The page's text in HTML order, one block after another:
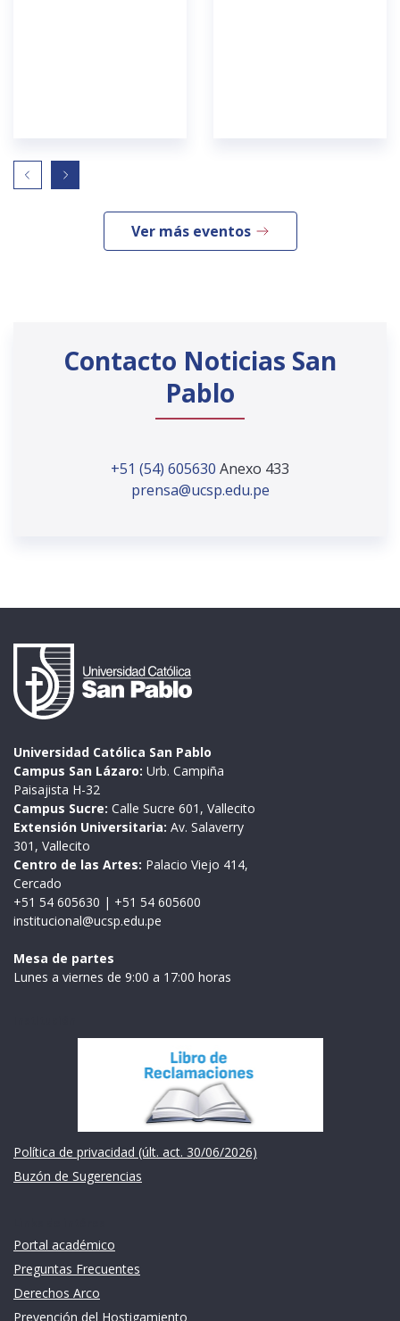
Ver más eventos
Contacto Noticias San
Pablo
+51 (54) 605630 Anexo 433
prensa@ucsp.edu.pe
Universidad Católica San Pablo
Campus San Lázaro: Urb. Campiña
Paisajista H-32
Campus Sucre: Calle Sucre 601, Vallecito
Extensión Universitaria: Av. Salaverry
301, Vallecito
Centro de las Artes: Palacio Viejo 414,
Cercado
+51 54 605630 | +51 54 605600
institucional@ucsp.edu.pe
Mesa de partes
Lunes a viernes de 9:00 a 17:00 horas
Política de privacidad (últ. act. 30/06/2026)
Buzón de Sugerencias
Portal académico
Preguntas Frecuentes
Derechos Arco
Prevención del Hostigamiento